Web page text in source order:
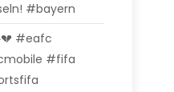
#bayern
#eafc
#fifa